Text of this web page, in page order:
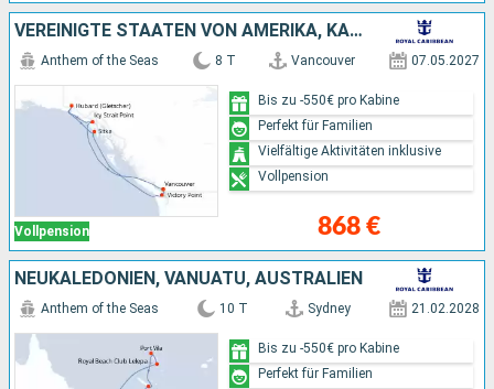
VEREINIGTE STAATEN VON AMERIKA, KANADA
Vollpension
Anthem of the Seas 8 T Vancouver 07.05.2027
868 €
Bis zu -550€ pro Kabine
Perfekt für Familien
Vielfältige Aktivitäten inklusive
Vollpension
NEUKALEDONIEN, VANUATU, AUSTRALIEN
Anthem of the Seas 10 T Sydney 21.02.2028
Bis zu -550€ pro Kabine
Perfekt für Familien